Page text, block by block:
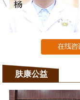
肤康公益